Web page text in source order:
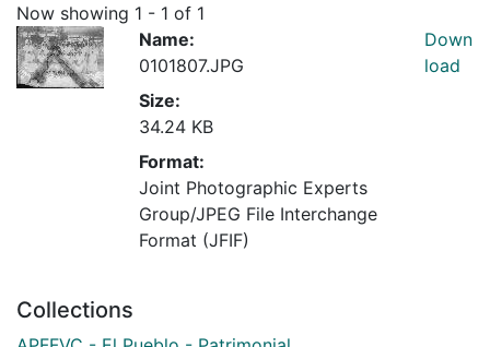
Now showing 1 - 1 of 1
Name:
0101807.JPG
Size:
34.24 KB
Format:
Joint Photographic Experts
Group/JPEG File Interchange
Format (JFIF)
Down
load
Collections